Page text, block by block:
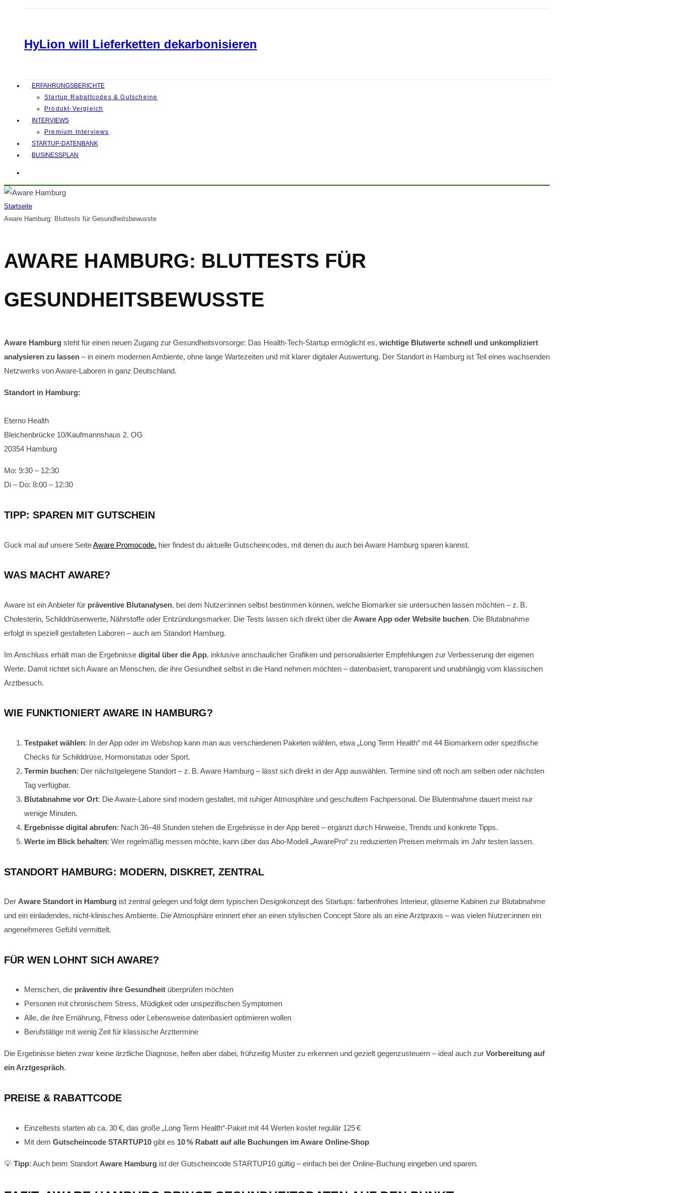
HyLion will Lieferketten dekarbonisieren
ERFAHRUNGSBERICHTE
Startup Rabattcodes & Gutscheine
Produkt-Vergleich
INTERVIEWS
Premium Interviews
STARTUP-DATENBANK
BUSINESSPLAN
Startseite
Aware Hamburg: Bluttests für Gesundheitsbewusste
AWARE HAMBURG: BLUTTESTS FÜR
GESUNDHEITSBEWUSSTE
Aware Hamburg steht für einen neuen Zugang zur Gesundheitsvorsorge: Das Health-Tech-Startup ermöglicht es, wichtige Blutwerte schnell und unkompliziert
analysieren zu lassen – in einem modernen Ambiente, ohne lange Wartezeiten und mit klarer digitaler Auswertung. Der Standort in Hamburg ist Teil eines wachsenden
Netzwerks von Aware-Laboren in ganz Deutschland.
Standort in Hamburg:
Eterno Health
Bleichenbrücke 10/Kaufmannshaus 2. OG
20354 Hamburg
Mo: 9:30 – 12:30
Di – Do: 8:00 – 12:30
TIPP: SPAREN MIT GUTSCHEIN
Guck mal auf unsere SeiteAware Promocode. hier findest du aktuelle Gutscheincodes, mit denen du auch bei Aware Hamburg sparen kannst.
WAS MACHT AWARE?
Aware ist ein Anbieter für präventive Blutanalysen, bei dem Nutzer:innen selbst bestimmen können, welche Biomarker sie untersuchen lassen möchten – z. B.
Cholesterin, Schilddrüsenwerte, Nährstoffe oder Entzündungsmarker. Die Tests lassen sich direkt über die Aware App oder Website buchen. Die Blutabnahme
erfolgt in speziell gestalteten Laboren – auch am Standort Hamburg.
Im Anschluss erhält man die Ergebnisse digital über die App, inklusive anschaulicher Grafiken und personalisierter Empfehlungen zur Verbesserung der eigenen
Werte. Damit richtet sich Aware an Menschen, die ihre Gesundheit selbst in die Hand nehmen möchten – datenbasiert, transparent und unabhängig vom klassischen
Arztbesuch.
WIE FUNKTIONIERT AWARE IN HAMBURG?
Testpaket wählen: In der App oder im Webshop kann man aus verschiedenen Paketen wählen, etwa „Long Term Health“ mit 44 Biomarkern oder spezifische
Checks für Schilddrüse, Hormonstatus oder Sport.
Termin buchen: Der nächstgelegene Standort – z. B. Aware Hamburg – lässt sich direkt in der App auswählen. Termine sind oft noch am selben oder nächsten
Tag verfügbar.
Blutabnahme vor Ort: Die Aware-Labore sind modern gestaltet, mit ruhiger Atmosphäre und geschultem Fachpersonal. Die Blutentnahme dauert meist nur
wenige Minuten.
Ergebnisse digital abrufen: Nach 36–48 Stunden stehen die Ergebnisse in der App bereit – ergänzt durch Hinweise, Trends und konkrete Tipps.
Werte im Blick behalten: Wer regelmäßig messen möchte, kann über das Abo-Modell „AwarePro“ zu reduzierten Preisen mehrmals im Jahr testen lassen.
STANDORT HAMBURG: MODERN, DISKRET, ZENTRAL
Der Aware Standort in Hamburg ist zentral gelegen und folgt dem typischen Designkonzept des Startups: farbenfrohes Interieur, gläserne Kabinen zur Blutabnahme
und ein einladendes, nicht-klinisches Ambiente. Die Atmosphäre erinnert eher an einen stylischen Concept Store als an eine Arztpraxis – was vielen Nutzer:innen ein
angenehmeres Gefühl vermittelt.
FÜR WEN LOHNT SICH AWARE?
Menschen, die präventiv ihre Gesundheit überprüfen möchten
Personen mit chronischem Stress, Müdigkeit oder unspezifischen Symptomen
Alle, die ihre Ernährung, Fitness oder Lebensweise datenbasiert optimieren wollen
Berufstätige mit wenig Zeit für klassische Arzttermine
Die Ergebnisse bieten zwar keine ärztliche Diagnose, helfen aber dabei, frühzeitig Muster zu erkennen und gezielt gegenzusteuern – ideal auch zur Vorbereitung auf
ein Arztgespräch.
PREISE & RABATTCODE
Einzeltests starten ab ca. 30 €, das große „Long Term Health“-Paket mit 44 Werten kostet regulär 125 €
Mit dem Gutscheincode STARTUP10 gibt es 10 % Rabatt auf alle Buchungen im Aware Online-Shop
💡 Tipp: Auch beim Standort Aware Hamburg ist der Gutscheincode STARTUP10 gültig – einfach bei der Online-Buchung eingeben und sparen.